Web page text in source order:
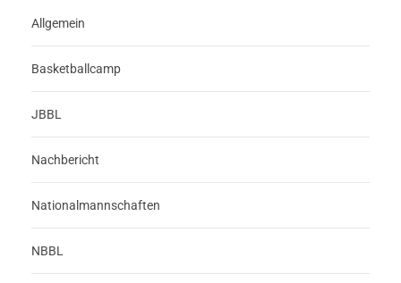
Allgemein
Basketballcamp
JBBL
Nachbericht
Nationalmannschaften
NBBL